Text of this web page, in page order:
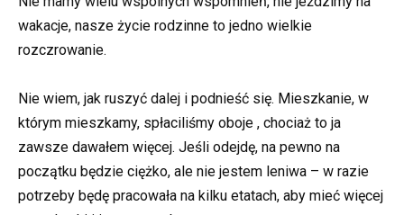
wakacje, nasze życie rodzinne to jedno wielkie
rozczrowanie.
Nie wiem, jak ruszyć dalej i podnieść się. Mieszkanie, w
którym mieszkamy, spłaciliśmy oboje , chociaż to ja
zawsze dawałem więcej. Jeśli odejdę, na pewno na
początku będzie ciężko, ale nie jestem leniwa – w razie
potrzeby będę pracowała na kilku etatach, aby mieć więcej